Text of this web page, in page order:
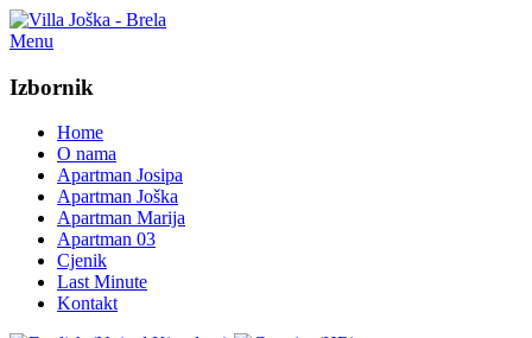
Menu
Izbornik
Home
O nama
Apartman Josipa
Apartman Joška
Apartman Marija
Apartman 03
Cjenik
Last Minute
Kontakt